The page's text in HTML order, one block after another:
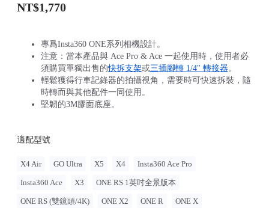
NT$1,770
專爲Insta360 ONE系列相機設計。
注意：當本產品與 Ace Pro & Ace 一起使用時，使用者必
須購買單獨出售的快拆支架或三插腳轉 1/4" 轉接器。
輕鬆獲得行車記錄器的拍攝視角，需要時可快速拆裝，隨
時轉而與其他配件一同使用。
堅韌的3M膠面底座。
適配型號
X4 Air GO Ultra X5 X4 Insta360 Ace Pro
Insta360 Ace X3 ONE RS 1英吋全景版本
ONE RS (雙鏡頭/4K) ONE X2 ONE R ONE X